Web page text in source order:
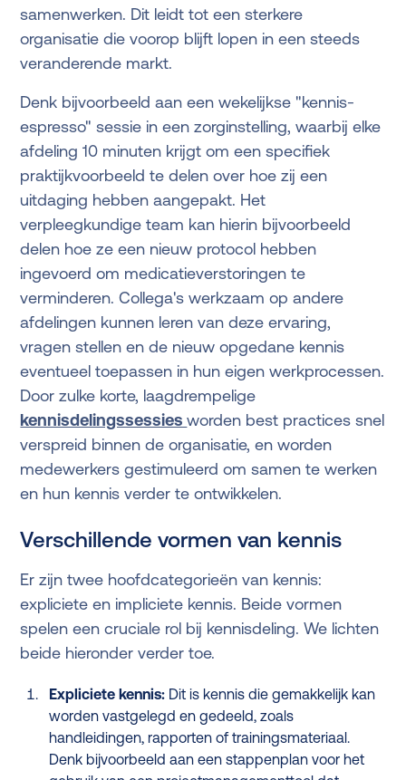
samenwerken. Dit leidt tot een sterkere
organisatie die voorop blijft lopen in een steeds
veranderende markt.
Denk bijvoorbeeld aan een wekelijkse "kennis-
espresso" sessie in een zorginstelling, waarbij elke
afdeling 10 minuten krijgt om een specifiek
praktijkvoorbeeld te delen over hoe zij een
uitdaging hebben aangepakt. Het
verpleegkundige team kan hierin bijvoorbeeld
delen hoe ze een nieuw protocol hebben
ingevoerd om medicatieverstoringen te
verminderen. Collega's werkzaam op andere
afdelingen kunnen leren van deze ervaring,
vragen stellen en de nieuw opgedane kennis
eventueel toepassen in hun eigen werkprocessen.
Door zulke korte, laagdrempelige
kennisdelingssessiesworden best practices snel
verspreid binnen de organisatie, en worden
medewerkers gestimuleerd om samen te werken
en hun kennis verder te ontwikkelen.
Verschillende vormen van kennis
Er zijn twee hoofdcategorieën van kennis:
expliciete en impliciete kennis. Beide vormen
spelen een cruciale rol bij kennisdeling. We lichten
beide hieronder verder toe.
Expliciete kennis: Dit is kennis die gemakkelijk kan
worden vastgelegd en gedeeld, zoals
handleidingen, rapporten of trainingsmateriaal.
Denk bijvoorbeeld aan een stappenplan voor het